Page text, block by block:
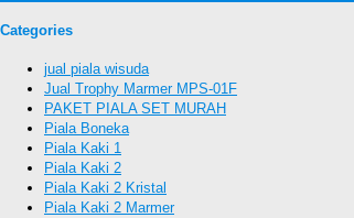
Categories
jual piala wisuda
Jual Trophy Marmer MPS-01F
PAKET PIALA SET MURAH
Piala Boneka
Piala Kaki 1
Piala Kaki 2
Piala Kaki 2 Kristal
Piala Kaki 2 Marmer